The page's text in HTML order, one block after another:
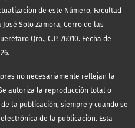
de este Número, Facultad
Soto Zamora, Cerro de las
Qro., C.P. 76010. Fecha de
no necesariamente reflejan la
autoriza la reproducción total o
la publicación, siempre y cuando se
de la publicación. Esta